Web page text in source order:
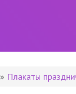
» Плакаты